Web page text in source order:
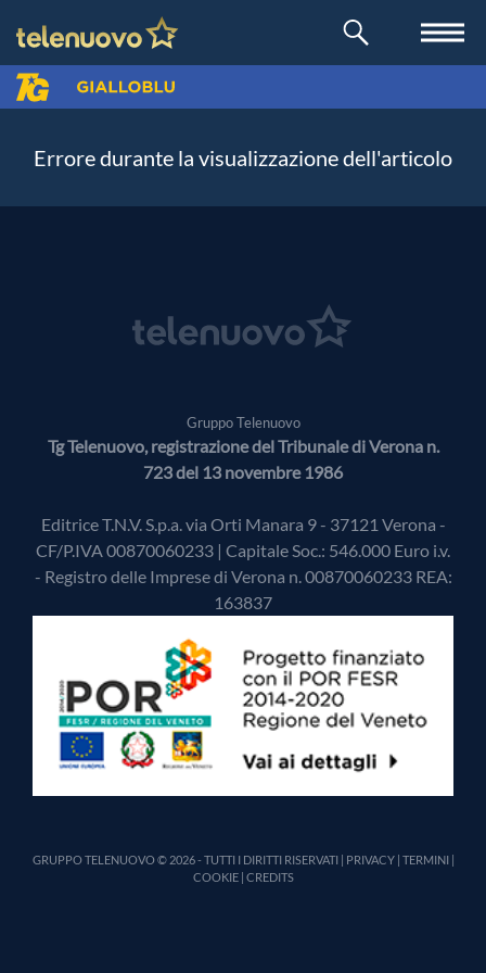
Errore durante la visualizzazione dell'articolo
Gruppo Telenuovo
Tg Telenuovo, registrazione del Tribunale di Verona n.
723 del 13 novembre 1986
Editrice T.N.V. S.p.a. via Orti Manara 9 - 37121 Verona -
CF/P.IVA 00870060233 | Capitale Soc.: 546.000 Euro i.v.
- Registro delle Imprese di Verona n. 00870060233 REA:
163837
GRUPPO TELENUOVO © 2026 - TUTTI I DIRITTI RISERVATI | PRIVACY| TERMINI|
COOKIE| CREDITS